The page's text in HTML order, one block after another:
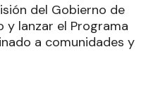
del Gobierno de
y lanzar el Programa
a comunidades y